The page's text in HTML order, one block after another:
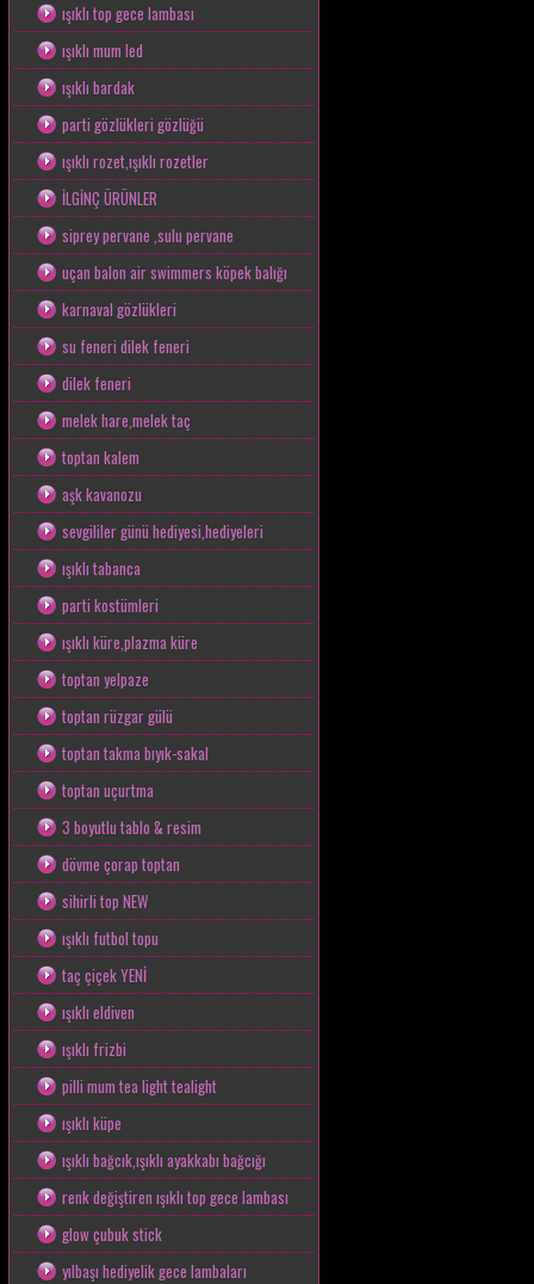
ışıklı top gece lambası
ışıklı mum led
ışıklı bardak
parti gözlükleri gözlüğü
ışıklı rozet,ışıklı rozetler
İLGİNÇ ÜRÜNLER
siprey pervane ,sulu pervane
uçan balon air swimmers köpek balığı
karnaval gözlükleri
su feneri dilek feneri
dilek feneri
melek hare,melek taç
toptan kalem
aşk kavanozu
sevgililer günü hediyesi,hediyeleri
ışıklı tabanca
parti kostümleri
ışıklı küre,plazma küre
toptan yelpaze
toptan rüzgar gülü
toptan takma bıyık-sakal
toptan uçurtma
3 boyutlu tablo & resim
dövme çorap toptan
sihirli top NEW
ışıklı futbol topu
taç çiçek YENİ
ışıklı eldiven
ışıklı frizbi
pilli mum tea light tealight
ışıklı küpe
ışıklı bağcık,ışıklı ayakkabı bağcığı
renk değiştiren ışıklı top gece lambası
glow çubuk stick
yılbaşı hediyelik gece lambaları